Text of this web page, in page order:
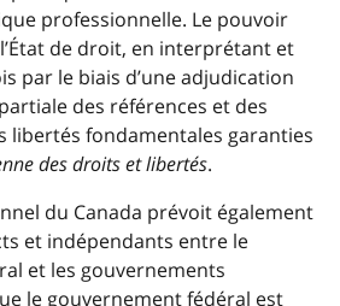
professionnelle. Le pouvoir
de droit, en interprétant et
par le biais d’une adjudication
des références et des
libertés fondamentales garanties
des droits et libertés.
du Canada prévoit également
et indépendants entre le
et les gouvernements
le gouvernement fédéral est